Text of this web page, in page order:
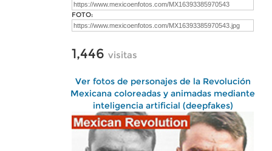
FOTO:
1,446 visitas
Ver fotos de personajes de la Revolución
Mexicana coloreadas y animadas mediante
inteligencia artificial (deepfakes)